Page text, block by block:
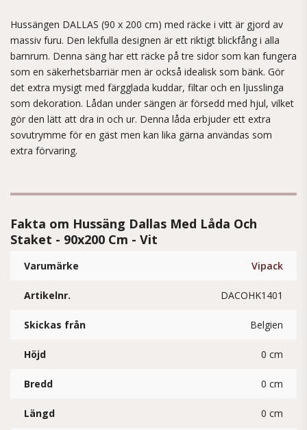
Hussängen DALLAS (90 x 200 cm) med räcke i vitt är gjord av
massiv furu. Den lekfulla designen är ett riktigt blickfång i alla
barnrum. Denna säng har ett räcke på tre sidor som kan fungera
som en säkerhetsbarriär men är också idealisk som bänk. Gör
det extra mysigt med färgglada kuddar, filtar och en ljusslinga
som dekoration. Lådan under sängen är försedd med hjul, vilket
gör den lätt att dra in och ur. Denna låda erbjuder ett extra
sovutrymme för en gäst men kan lika gärna användas som
extra förvaring.
Fakta om Hussäng Dallas Med Låda Och
Staket - 90x200 Cm - Vit
Varumärke Vipack
Artikelnr. DACOHK1401
Skickas från Belgien
Höjd 0 cm
Bredd 0 cm
Längd 0 cm